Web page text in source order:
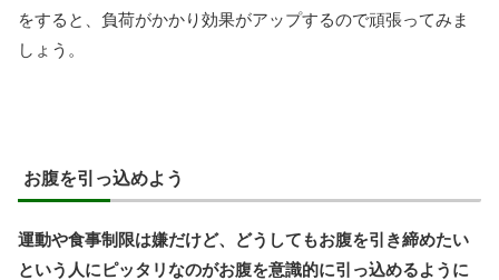
をすると、負荷がかかり効果がアップするので頑張ってみま
しょう。
お腹を引っ込めよう
運動や食事制限は嫌だけど、どうしてもお腹を引き締めたい
という人にピッタリなのがお腹を意識的に引っ込めるように